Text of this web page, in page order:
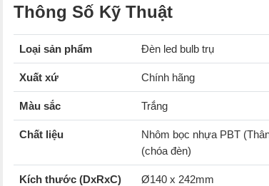
Thông Số Kỹ Thuật
Loại sản phẩm Đèn led bulb trụ
Xuất xứ Chính hãng
Màu sắc Trắng
Chất liệu
Nhôm bọc nhựa PBT
(chóa đèn)
Kích thước (DxRxC) Ø140 x 242mm